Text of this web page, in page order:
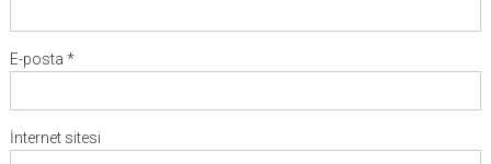
E-posta *
İnternet sitesi